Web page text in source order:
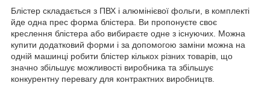
Блістер складається з ПВХ і алюмінієвої фольги, в комплекті
йде одна прес форма блістера. Ви пропонуєте своє
креслення блістера або вибираєте одне з існуючих. Можна
купити додатковий форми і за допомогою заміни можна на
одній машинці робити блістер кількох різних товарів, що
значно збільшує можливості виробника та збільшує
конкурентну перевагу для контрактних виробництв.